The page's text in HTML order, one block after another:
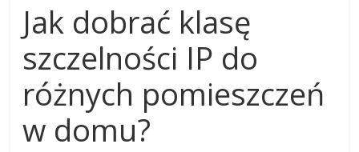
Jak dobrać klasę
szczelności IP do
różnych pomieszczeń
w domu?